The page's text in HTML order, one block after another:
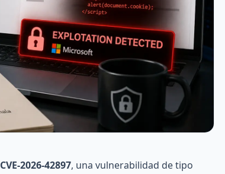
CVE-2026-42897, una vulnerabilidad de tipo